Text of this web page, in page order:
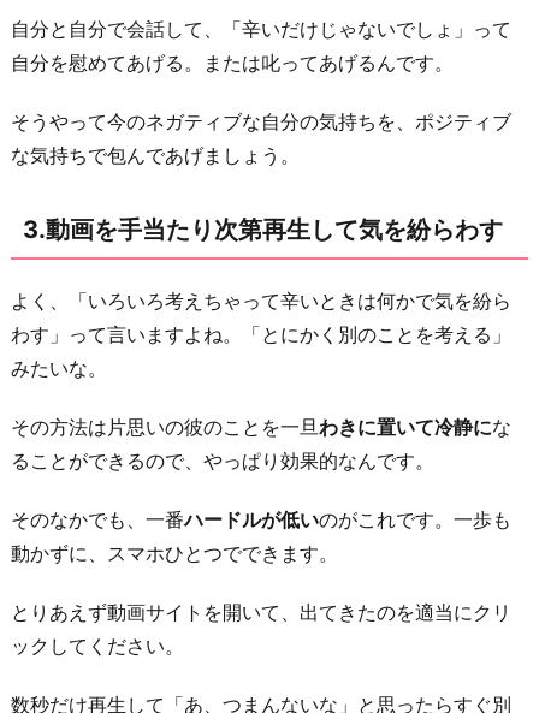
て
気
ち
を
ち
着
体
を
か
し
り
声
を
自分と自分で会話して、「辛いだけじゃないでしょ」って
自分を慰めてあげる。または叱ってあげるんです。
そうやって今のネガティブな自分の気持ちを、ポジティブ
な気持ちで包んであげましょう。
3.動画を手当たり次第再生して気を紛らわす
よく、「いろいろ考えちゃって辛いときは何かで気を紛ら
わす」って言いますよね。「とにかく別のことを考える」
みたいな。
その方法は片思いの彼のことを一旦わきに置いて冷静にな
ることができるので、やっぱり効果的なんです。
そのなかでも、一番ハードルが低いのがこれです。一歩も
動かずに、スマホひとつでできます。
とりあえず動画サイトを開いて、出てきたのを適当にクリ
ックしてください。
数秒だけ再生して「あ、つまんないな」と思ったらすぐ別